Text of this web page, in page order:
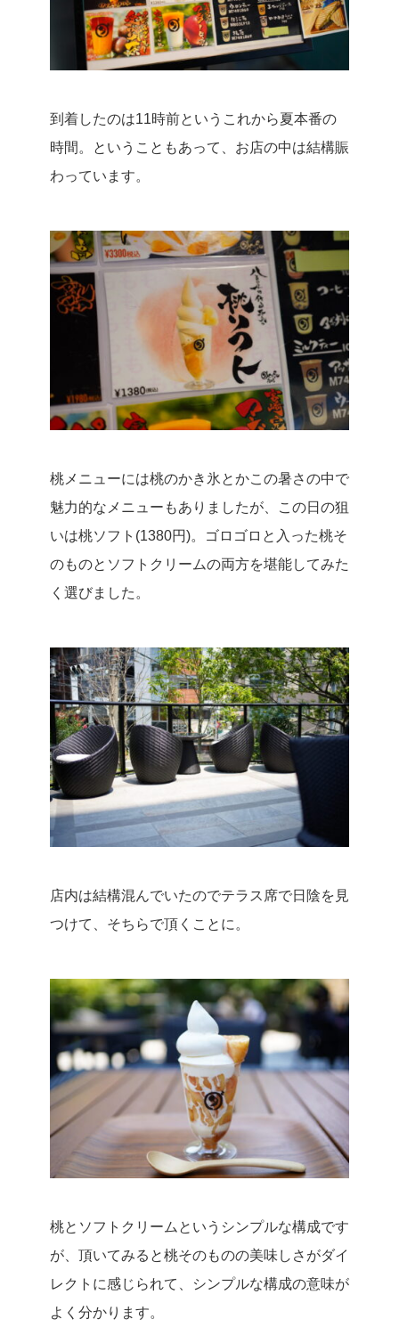
到着したのは11時前というこれから夏本番の
時間。
ということもあって、お店の中は結構賑
わっています。
桃メニューには桃のかき氷とかこの暑さの中で
魅力的なメニューもありましたが、この日の狙
いは桃ソフト(1380円)。
ゴロゴロと入った桃そ
のものとソフトクリームの両方を堪能してみた
く選びました。
店内は結構混んでいたのでテラス席で日陰を見
つけて、そちらで頂くことに。
桃とソフトクリームというシンプルな構成です
が、頂いてみると桃そのものの美味しさがダイ
レクトに感じられて、シンプルな構成の意味が
よく分かります。